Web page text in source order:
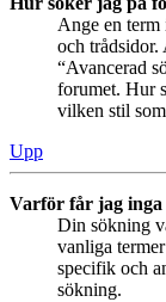
Ange en
och trådsidor.
“Avancerad
forumet. Hur
vilken stil
Upp
Varför får jag
Din sökning
vanliga
specifik och
sökning.